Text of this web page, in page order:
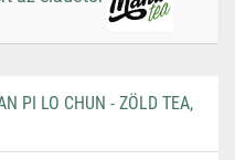
PI LO CHUN - ZÖLD TEA,